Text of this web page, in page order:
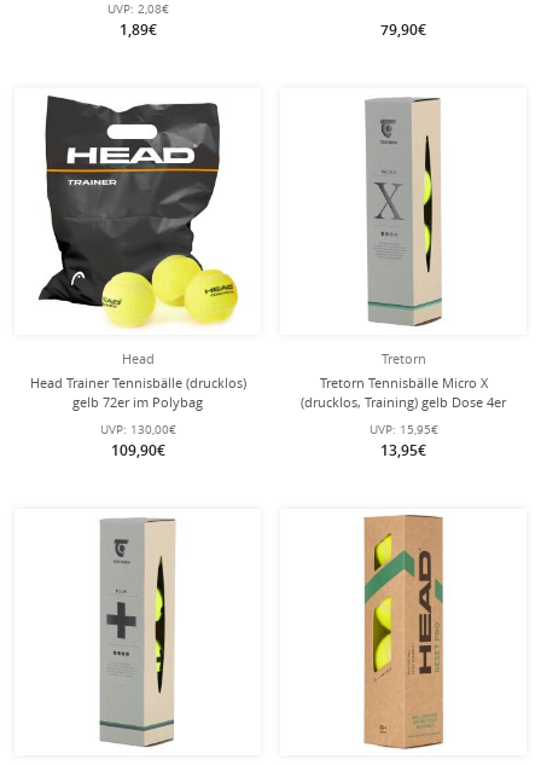
UVP: 2,08€
1,89€ 79,90€
Head
Head Trainer Tennisbälle (drucklos)
gelb 72er im Polybag
UVP: 130,00€
109,90€
Tretorn
Tretorn Tennisbälle Micro X
(drucklos, Training) gelb Dose 4er
UVP: 15,95€
13,95€